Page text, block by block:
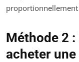
proportionnellement
Méthode 2
acheter